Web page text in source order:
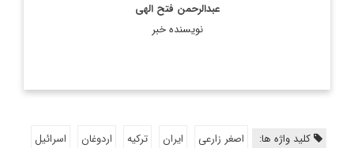
عبدالرحمن فتح الهی
نویسنده خبر
کلید واژه ها: اصغر زارعی ایران ترکیه اردوغان
اسرائیل